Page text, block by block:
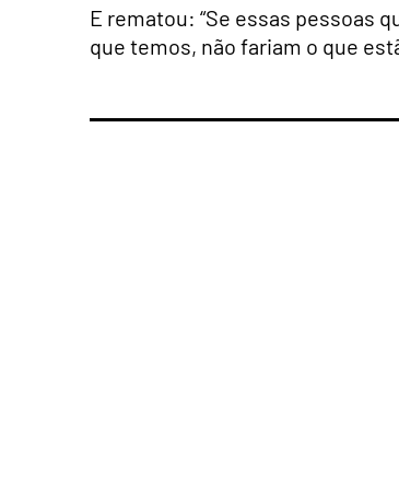
E rematou: “Se essas pessoas
que temos, não fariam o que